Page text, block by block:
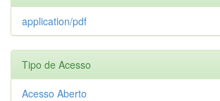
application/pdf
Tipo de Acesso
Acesso Aberto